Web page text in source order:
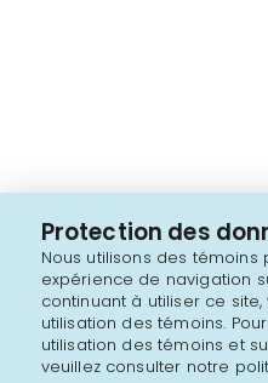
Protection des
Nous utilisons des
expérience de navigation
continuant à utiliser ce
utilisation des témoins.
utilisation des témoins et
veuillez consulter notre